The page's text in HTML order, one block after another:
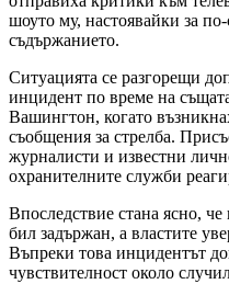
шоуто му, настоявайки за
съдържанието.
Ситуацията се разгорещи
инцидент по време на
Вашингтон, когато
съобщения за стрелба.
журналисти и известни
охранителните служби
Впоследствие стана ясно,
бил задържан, а властите
Въпреки това инцидентът
чувствителност около